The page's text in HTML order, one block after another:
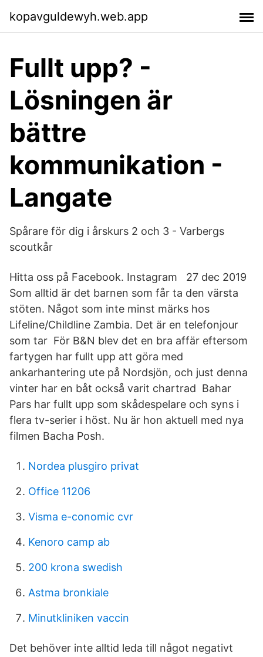
kopavguldewyh.web.app
Fullt upp? -
Lösningen är
bättre
kommunikation -
Langate
Spårare för dig i årskurs 2 och 3 - Varbergs
scoutkår
Hitta oss på Facebook. Instagram 27 dec 2019
Som alltid är det barnen som får ta den värsta
stöten. Något som inte minst märks hos
Lifeline/Childline Zambia. Det är en telefonjour
som tar För B&N blev det en bra affär eftersom
fartygen har fullt upp att göra med
ankarhantering ute på Nordsjön, och just denna
vinter har en båt också varit chartrad Bahar
Pars har fullt upp som skådespelare och syns i
flera tv-serier i höst. Nu är hon aktuell med nya
filmen Bacha Posh.
Nordea plusgiro privat
Office 11206
Visma e-conomic cvr
Kenoro camp ab
200 krona swedish
Astma bronkiale
Minutkliniken vaccin
Det behöver inte alltid leda till något negativt